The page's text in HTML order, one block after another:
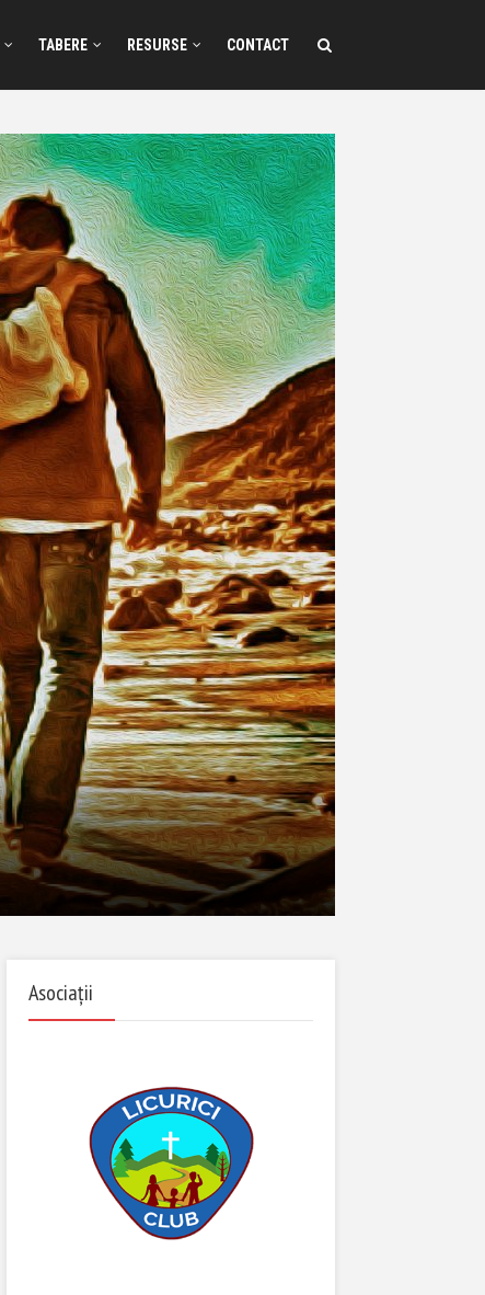
TABERE RESURSE CONTACT
Asociații